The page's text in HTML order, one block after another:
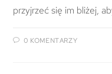
przyjrzeć się im bliżej,
0 KOMENTARZY